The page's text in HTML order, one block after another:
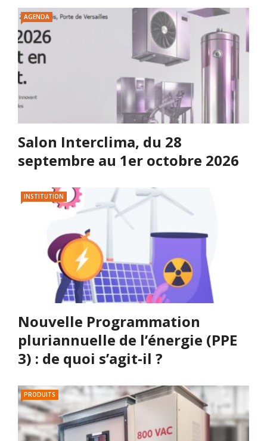
AGENDA
Salon Interclima, du 28
septembre au 1er octobre 2026
INSTITUTION
Nouvelle Programmation
pluriannuelle de l’énergie (PPE
3) : de quoi s’agit-il ?
PRODUITS